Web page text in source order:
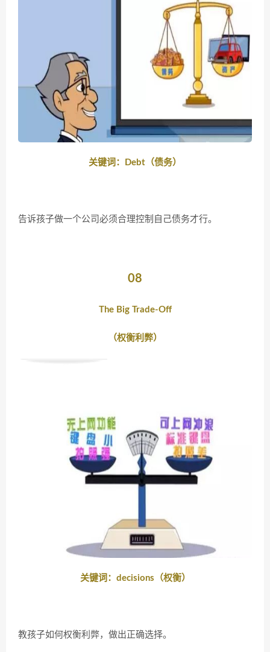
关键词：Debt（债务）
告诉孩子做一个公司必须合理控制自己债务才行。
08
The Big Trade-Off
（权衡利弊）
关键词：decisions（权衡）
教孩子如何权衡利弊，做出正确选择。